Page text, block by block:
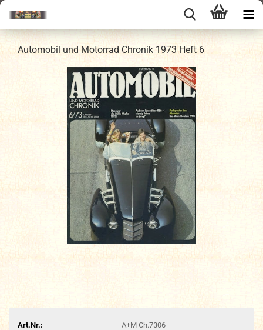
Automobil und Motorrad Chronik 1973 Heft 6
Art.Nr.:
A+M Ch.7306